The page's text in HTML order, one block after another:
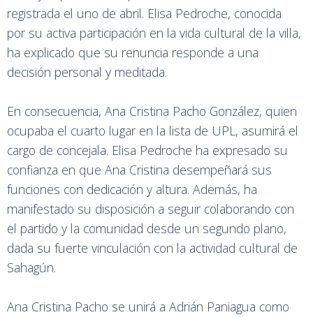
registrada el uno de abril. Elisa Pedroche, conocida
por su activa participación en la vida cultural de la villa,
ha explicado que su renuncia responde a una
decisión personal y meditada.
En consecuencia, Ana Cristina Pacho González, quien
ocupaba el cuarto lugar en la lista de UPL, asumirá el
cargo de concejala. Elisa Pedroche ha expresado su
confianza en que Ana Cristina desempeñará sus
funciones con dedicación y altura. Además, ha
manifestado su disposición a seguir colaborando con
el partido y la comunidad desde un segundo plano,
dada su fuerte vinculación con la actividad cultural de
Sahagún.
Ana Cristina Pacho se unirá a Adrián Paniagua como